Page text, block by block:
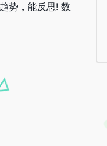
势，能反思! 数